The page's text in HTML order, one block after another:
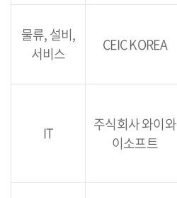
물류, 설비,
서비스
CEIC KOREA
IT
주식회사 와이와
이소프트